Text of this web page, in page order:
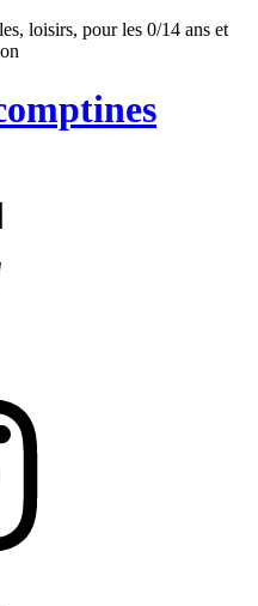
loisirs, pour les 0/14 ans et